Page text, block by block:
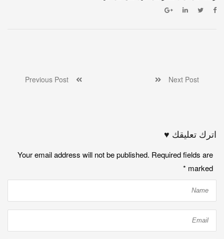
Next Post
اترك تعليقك ♥
Your email address will not be published. Required fields are
marked
*